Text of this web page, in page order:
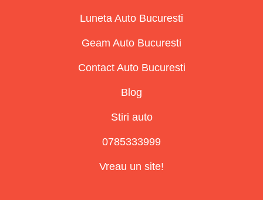
Luneta Auto Bucuresti
Geam Auto Bucuresti
Contact Auto Bucuresti
Blog
Stiri auto
0785333999
Vreau un site!